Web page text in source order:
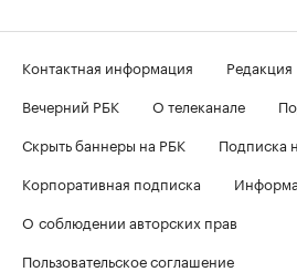
Контактная информация Редакция
Вечерний РБК
О телеканале
Скрыть баннеры на РБК
Подписка
Корпоративная подписка
О соблюдении авторских прав
Пользовательское соглашение